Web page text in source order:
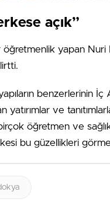
açık”
öğretmenlik yapan
benzerlerinin
yatırımlar ve
öğretmen ve
bu güzellikleri